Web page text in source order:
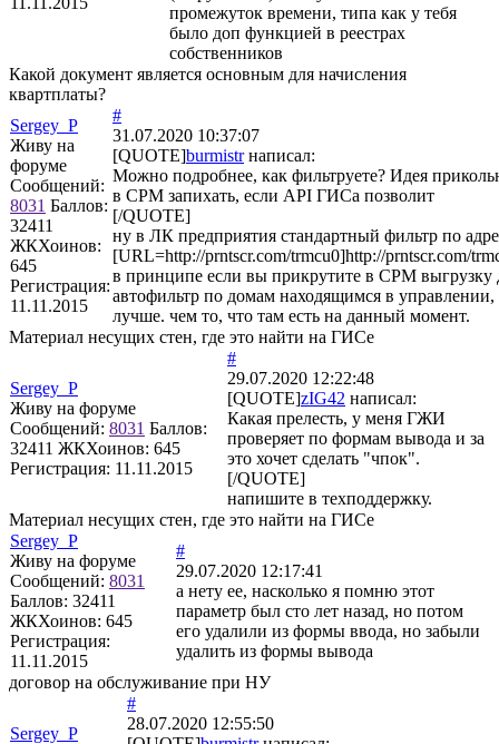
промежуток времени, типа как у тебя
было доп функцией в реестрах
собственников
Какой документ является основным для начисления
квартплаты?
Sergey_P
Живу на
форуме
Сообщений:
8031 Баллов:
32411
ЖКХоинов:
645
Регистрация:
11.11.2015
#
31.07.2020 10:37:07
[QUOTE]burmistrнаписал:
Можно подробнее, как фильтруете? Идея
в СРМ запихать, если API ГИСа позволит
[/QUOTE]
ну в ЛК предприятия стандартный фильтр по
[URL=http://prntscr.com/trmcu0]http://prntscr.com/
в принципе если вы прикрутите в СРМ выгрузку
автофильтр по домам находящимся в управлении,
лучше. чем то, что там есть на данный момент.
Материал несущих стен, где это найти на ГИСе
Sergey_P
Живу на форуме
Сообщений: 8031 Баллов:
32411 ЖКХоинов: 645
Регистрация: 11.11.2015
#
29.07.2020 12:22:48
[QUOTE]zIG42 написал:
Какая прелесть, у меня ГЖИ
проверяет по формам вывода и за
это хочет сделать "чпок".
[/QUOTE]
напишите в техподдержку.
Материал несущих стен, где это найти на ГИСе
Sergey_P
Живу на форуме
Сообщений: 8031
Баллов: 32411
ЖКХоинов: 645
Регистрация:
11.11.2015
#
29.07.2020 12:17:41
а нету ее, насколько я помню этот
параметр был сто лет назад, но потом
его удалили из формы ввода, но забыли
удалить из формы вывода
договор на обслуживание при НУ
Sergey_P
#
28.07.2020 12:55:50